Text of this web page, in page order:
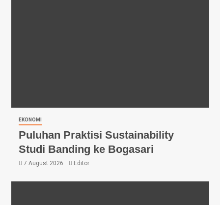
EKONOMI
Puluhan Praktisi Sustainability
Studi Banding ke Bogasari
7 August 2026 Editor